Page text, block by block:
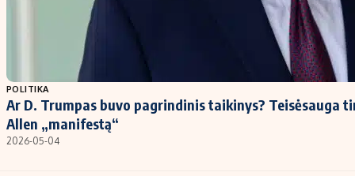
POLITIKA
Ar D. Trumpas buvo pagrindinis taikinys? Teisėsauga
Allen „manifestą“
2026-05-04